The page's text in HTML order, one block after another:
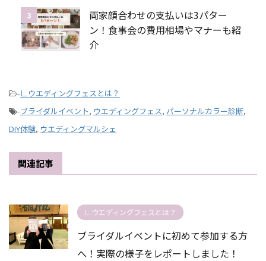
3
両家顔合わせの支払いは3パター
ン！食事会の費用相場やマナーも紹
介
-∟ウエディングフェスとは？
-ブライダルイベント, ウエディングフェス, パーソナルカラー診断,
DIY体験, ウエディングマルシェ
関連記事
∟ウエディングフェスとは？
ブライダルイベントに初めて参加する方
へ！実際の様子をレポートしました！